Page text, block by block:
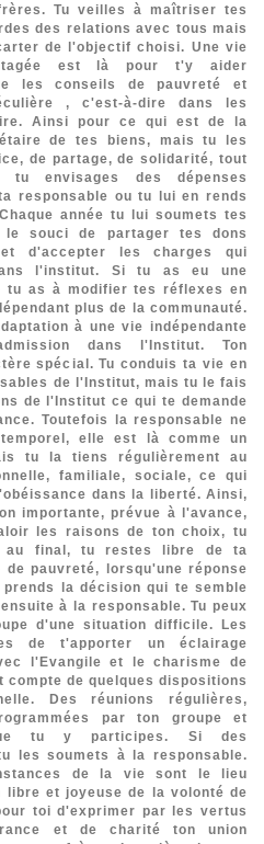
Tu veilles à maîtriser tes
des relations avec tous mais
de l'objectif choisi. Une vie
est là pour t'y aider
les conseils de pauvreté et
, c'est-à-dire dans les
Ainsi pour ce qui est de la
de tes biens, mais tu les
de partage, de solidarité, tout
envisages des dépenses
responsable ou tu lui en rends
année tu lui soumets tes
le souci de partager tes dons
d'accepter les charges qui
l'institut. Si tu as eu une
tu as à modifier tes réflexes en
plus de la communauté.
à une vie indépendante
dans l'Institut. Ton
spécial. Tu conduis ta vie en
de l'Institut, mais tu le fais
de l'Institut ce qui te demande
Toutefois la responsable ne
elle est là comme un
tu la tiens régulièrement au
familiale, sociale, ce qui
dans la liberté. Ainsi,
importante, prévue à l'avance,
les raisons de ton choix, tu
au final, tu restes libre de ta
pauvreté, lorsqu'une réponse
la décision qui te semble
à la responsable. Tu peux
d'une situation difficile. Les
de t'apporter un éclairage
l'Evangile et le charisme de
de quelques dispositions
Des réunions régulières,
par ton groupe et
tu y participes. Si des
les soumets à la responsable.
de la vie sont le lieu
et joyeuse de la volonté de
toi d'exprimer par les vertus
et de charité ton union